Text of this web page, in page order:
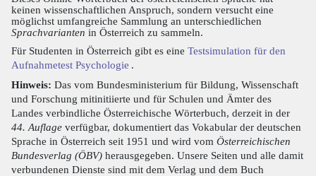
keinen wissenschaftlichen Anspruch, sondern versucht eine
möglichst umfangreiche Sammlung an unterschiedlichen
Sprachvarianten in Österreich zu sammeln.
Für Studenten in Österreich gibt es eine Testsimulation für den
Aufnahmetest Psychologie .
Hinweis: Das vom Bundesministerium für Bildung, Wissenschaft
und Forschung mitinitiierte und für Schulen und Ämter des
Landes verbindliche Österreichische Wörterbuch, derzeit in der
44. Auflage verfügbar, dokumentiert das Vokabular der deutschen
Sprache in Österreich seit 1951 und wird vom Österreichischen
Bundesverlag (ÖBV) herausgegeben. Unsere Seiten und alle damit
verbundenen Dienste sind mit dem Verlag und dem Buch